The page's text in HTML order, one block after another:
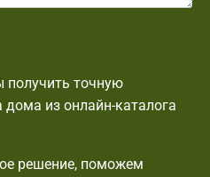
получить точную
дома из онлайн-каталога
решение, поможем